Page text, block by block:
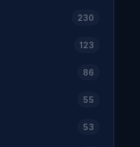
230
123
86
55
53